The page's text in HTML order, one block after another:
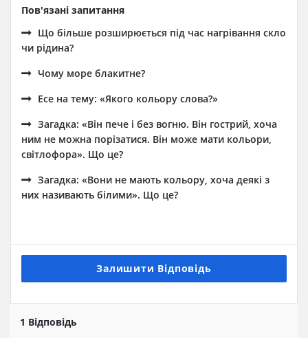
Пов'язані запитання
Що більше розширюється під час нагрівання скло
чи рідина?
Чому море блакитне?
Есе на тему: «Якого кольору слова?»
Загадка: «Він пече і без вогню. Він гострий, хоча
ним не можна порізатися. Він може мати кольори,
світлофора». Що це?
Загадка: «Вони не мають кольору, хоча деякі з
них називають білими». Що це?
Залишити Відповідь
1 Відповідь